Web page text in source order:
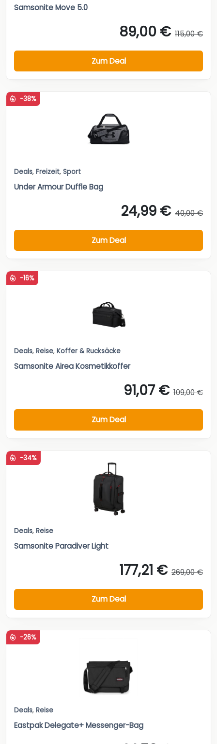
Samsonite Move 5.0
89,00 € 115,00 €
Zum Deal
-38%
Deals, Freizeit, Sport
Under Armour Duffle Bag
24,99 € 40,00 €
Zum Deal
-16%
Deals, Reise, Koffer & Rucksäcke
Samsonite Airea Kosmetikkoffer
91,07 € 109,00 €
Zum Deal
-34%
Deals, Reise
Samsonite Paradiver Light
177,21 € 269,00 €
Zum Deal
-26%
Deals, Reise
Eastpak Delegate+ Messenger-Bag